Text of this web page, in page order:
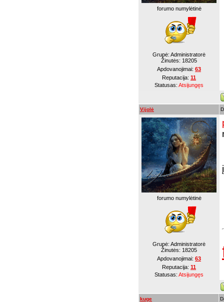
forumo numylėtinė
Grupė: Administratorė
Žinutės: 18205
Apdovanojimai: 63
Reputacija: 11
Statusas: Atsijungęs
Vijolė
forumo numylėtinė
Grupė: Administratorė
Žinutės: 18205
Apdovanojimai: 63
Reputacija: 11
Statusas: Atsijungęs
kuge